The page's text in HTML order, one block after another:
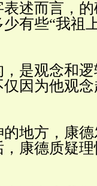
表述而言，
少有些“我祖
是观念和
因为他观
地方，康德
康德质疑